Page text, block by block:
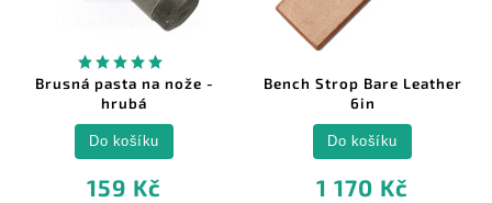
Brusná pasta na nože -
hrubá
159 Kč
Do košíku
Bench Strop Bare Leather
6in
1 170 Kč
Do košíku